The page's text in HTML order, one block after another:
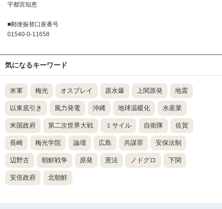
宇都宮知恵
■郵便振替口座番号
01540-0-11658
気になるキーワード
米軍 梅光 オスプレイ 原水爆 上関原発 地震
以東底引き 風力発電 沖縄 地球温暖化 水産業
米国政府 第二次世界大戦 ミサイル 自衛隊 佐賀
長崎 梅光学院 論壇 広島 共謀罪 安保法制
辺野古 朝鮮戦争 原発 憲法 ノドグロ 下関
安倍政府 北朝鮮